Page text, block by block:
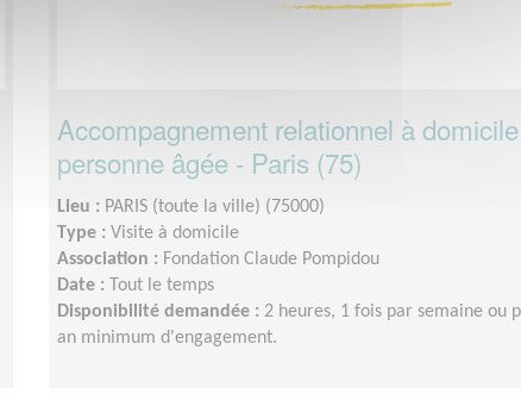
Accompagnement relationnel à
personne âgée - Paris (75)
Lieu : PARIS (toute la ville) (75000)
Type : Visite à domicile
Association : Fondation Claude Pompidou
Date :
Tout le temps
Disponibilité demandée : 2 heures, 1 fois par semaine ou
an minimum d'engagement.